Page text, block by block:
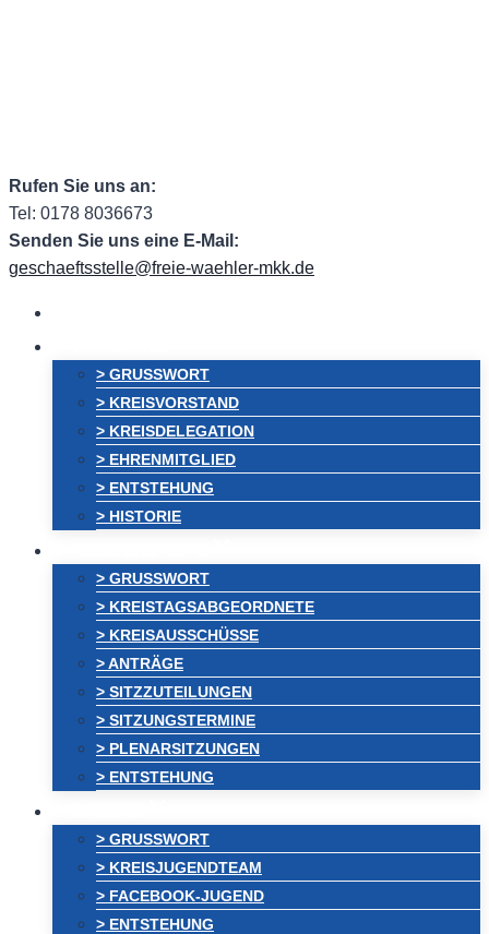
Rufen Sie uns an:
Tel: 0178 8036673
Senden Sie uns eine E-Mail:
geschaeftsstelle@freie-waehler-mkk.de
> GRUSSWORT
> KREISVORSTAND
> KREISDELEGATION
> EHRENMITGLIED
> ENTSTEHUNG
> HISTORIE
> GRUSSWORT
> KREISTAGSABGEORDNETE
> KREISAUSSCHÜSSE
> ANTRÄGE
> SITZZUTEILUNGEN
> SITZUNGSTERMINE
> PLENARSITZUNGEN
> ENTSTEHUNG
> GRUSSWORT
> KREISJUGENDTEAM
> FACEBOOK-JUGEND
> ENTSTEHUNG